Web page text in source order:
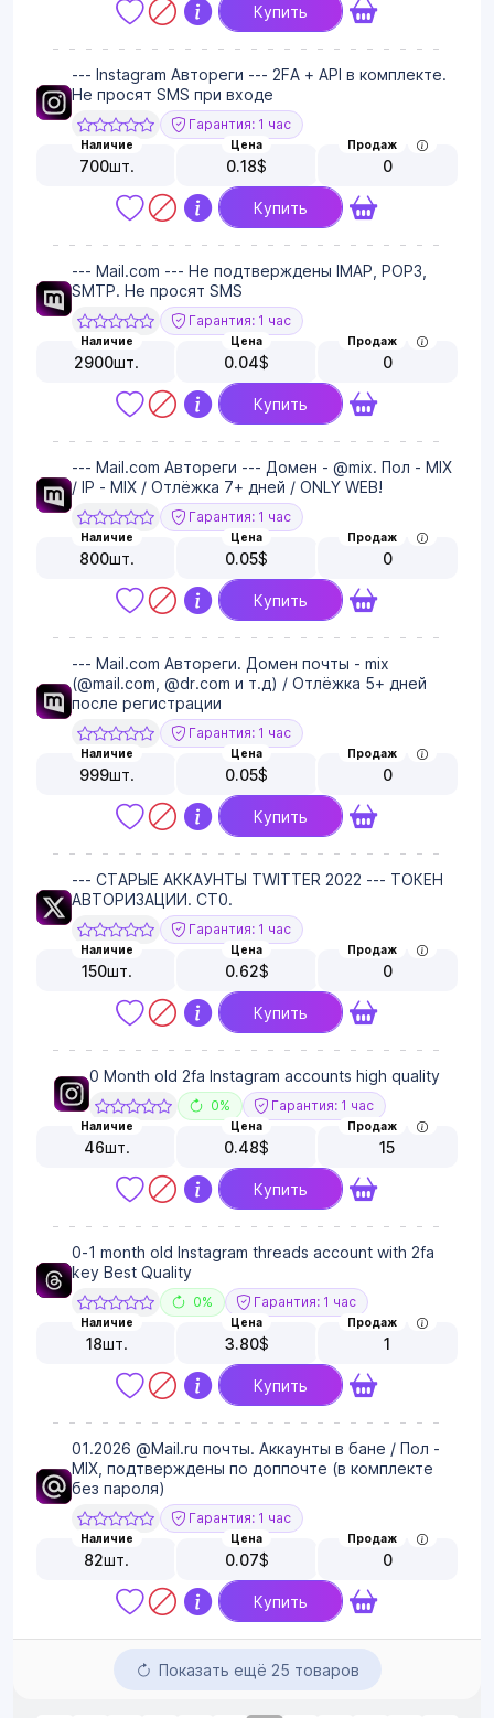
Купить
--- Instagram Автореги --- 2FA + API в комплекте.
Не просят SMS при входе
Гарантия: 1 час
Наличие
700шт.
Цена
0.18$
Продаж
0
Купить
--- Mail.com --- Не подтверждены IMAP, POP3,
SMTP. Не просят SMS
Гарантия: 1 час
Наличие
2900шт.
Цена
0.04$
Продаж
0
Купить
--- Mail.com Автореги --- Домен - @mix. Пол - MIX
/ IP - MIX / Отлёжка 7+ дней / ONLY WEB!
Гарантия: 1 час
Наличие
800шт.
Цена
0.05$
Продаж
0
Купить
--- Mail.com Автореги. Домен почты - mix
(@mail.com, @dr.com и т.д) / Отлёжка 5+ дней
после регистрации
Гарантия: 1 час
Наличие
999шт.
Цена
0.05$
Продаж
0
Купить
--- СТАРЫЕ АККАУНТЫ TWITTER 2022 --- ТОКЕН
АВТОРИЗАЦИИ. CT0.
Гарантия: 1 час
Наличие
150шт.
Цена
0.62$
Продаж
0
Купить
0 Month old 2fa Instagram accounts high quality
0% Гарантия: 1 час
Наличие
46шт.
Цена
0.48$
Продаж
15
Купить
0-1 month old Instagram threads account with 2fa
key Best Quality
0% Гарантия: 1 час
Наличие
18шт.
Цена
3.80$
Продаж
1
Купить
01.2026 @Mail.ru почты. Аккаунты в бане / Пол -
MIX, подтверждены по доппочте (в комплекте
без пароля)
Гарантия: 1 час
Наличие
82шт.
Цена
0.07$
Продаж
0
Купить
Показать ещё 25 товаров